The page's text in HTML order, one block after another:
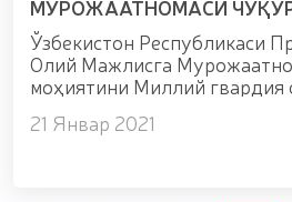
уруши қатнашчиларини
МУРОЖААТНОМАСИ
Ўзбекистон Республикаси
Олий Мажлисга
моҳиятини Миллий гвардия
ҳамда ишчи хизматчиларга
21 Январ 2021